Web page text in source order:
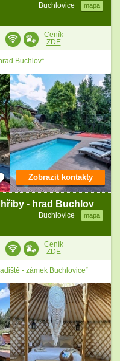
Buchlovice mapa
Ceník
ZDE
Buchlov“
- hrad Buchlov
Buchlovice mapa
Zobrazit kontakty
Ceník
ZDE
- zámek Buchlovice“